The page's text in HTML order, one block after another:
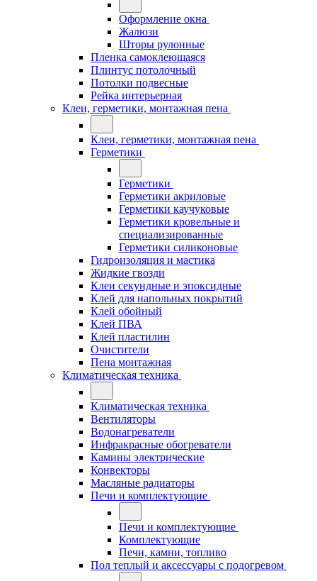
Оформление окна
Жалюзи
Шторы рулонные
Пленка самоклеющаяся
Плинтус потолочный
Потолки подвесные
Рейка интерьерная
Клеи, герметики, монтажная пена
Клеи, герметики, монтажная пена
Герметики
Герметики
Герметики акриловые
Герметики каучуковые
Герметики кровельные и
специализированные
Герметики силиконовые
Гидроизоляция и мастика
Жидкие гвозди
Клеи секундные и эпоксидные
Клей для напольных покрытий
Клей обойный
Клей ПВА
Клей пластилин
Очистители
Пена монтажная
Климатическая техника
Климатическая техника
Вентиляторы
Водонагреватели
Инфракрасные обогреватели
Камины электрические
Конвекторы
Масляные радиаторы
Печи и комплектующие
Печи и комплектующие
Комплектующие
Печи, камни, топливо
Пол теплый и аксессуары с подогревом